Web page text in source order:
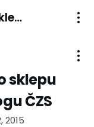
Minister Dejan Židan po sklepu Vlade o podpori predlogu ČZS
sklepu
ČZS
2015